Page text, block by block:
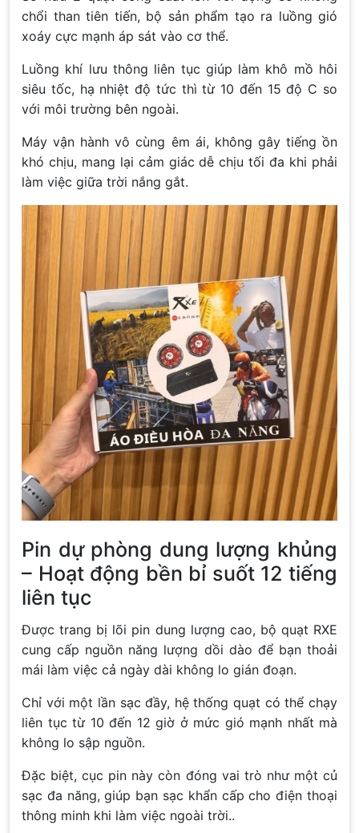
chổi than tiên tiến, bộ sản phẩm tạo ra luồng gió
xoáy cực mạnh áp sát vào cơ thể.
Luồng khí lưu thông liên tục giúp làm khô mồ hôi
siêu tốc, hạ nhiệt độ tức thì từ 10 đến 15 độ C so
với môi trường bên ngoài.
Máy vận hành vô cùng êm ái, không gây tiếng ồn
khó chịu, mang lại cảm giác dễ chịu tối đa khi phải
làm việc giữa trời nắng gắt.
Pin dự phòng dung lượng khủng
– Hoạt động bền bỉ suốt 12 tiếng
liên tục
Được trang bị lõi pin dung lượng cao, bộ quạt RXE
cung cấp nguồn năng lượng dồi dào để bạn thoải
mái làm việc cả ngày dài không lo gián đoạn.
Chỉ với một lần sạc đầy, hệ thống quạt có thể chạy
liên tục từ 10 đến 12 giờ ở mức gió mạnh nhất mà
không lo sập nguồn.
Đặc biệt, cục pin này còn đóng vai trò như một củ
sạc đa năng, giúp bạn sạc khẩn cấp cho điện thoại
thông minh khi làm việc ngoài trời..